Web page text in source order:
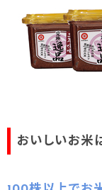
おいしいお米